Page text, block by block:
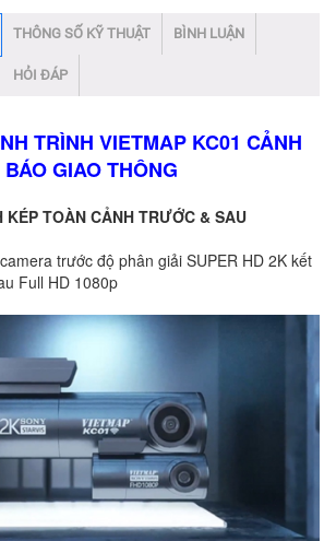
THÔNG SỐ KỸ THUẬT BÌNH LUẬN
HỎI ĐÁP
TRÌNH VIETMAP KC01 CẢNH
BÁO GIAO THÔNG
KÉP TOÀN CẢNH TRƯỚC & SAU
trước độ phân giải SUPER HD 2K kết
Full HD 1080p